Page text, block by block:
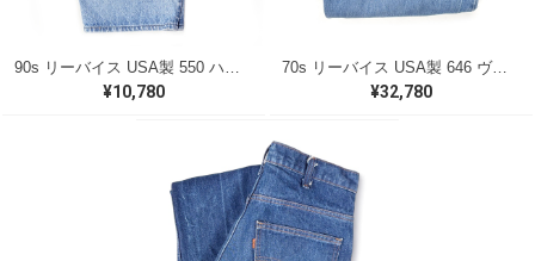
¥10,780
70s リーバイス USA製 646 ヴィンテージジーンズ フレアパンツ タロン42 オレンジタブ サイズW33 Levis 古着 @EA0331
¥32,780